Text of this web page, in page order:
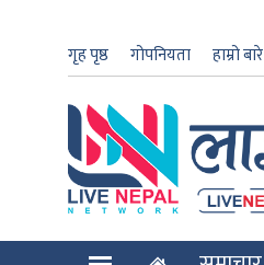
गृह पृष्ठ गोपनियता हाम्रो बारे